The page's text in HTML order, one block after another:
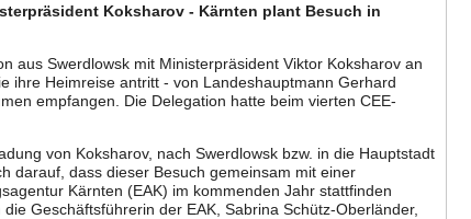
Koksharov - Kärnten plant Besuch in
aus Swerdlowsk mit Ministerpräsident Viktor Koksharov an
ihre Heimreise antritt - von Landeshauptmann Gerhard
empfangen. Die Delegation hatte beim vierten CEE-
von Koksharov, nach Swerdlowsk bzw. in die Hauptstadt
darauf, dass dieser Besuch gemeinsam mit einer
Kärnten (EAK) im kommenden Jahr stattfinden
Geschäftsführerin der EAK, Sabrina Schütz-Oberländer,